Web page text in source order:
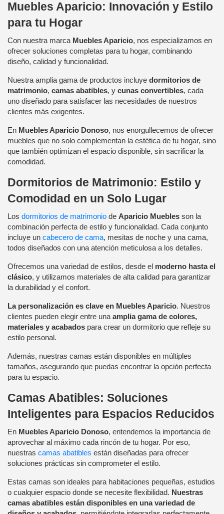
Muebles Aparicio: Innovación y Estilo
para tu Hogar
Con nuestra marca Muebles Aparicio, nos especializamos en
ofrecer soluciones completas para tu hogar, combinando
diseño, calidad y funcionalidad.
Nuestra amplia gama de productos incluye dormitorios de
matrimonio, camas abatibles, y cunas convertibles, cada
uno diseñado para satisfacer las necesidades de nuestros
clientes más exigentes.
En Muebles Aparicio Donoso, nos enorgullecemos de ofrecer
muebles que no solo complementan la estética de tu hogar, sino
que también optimizan el espacio disponible, sin sacrificar la
comodidad.
Dormitorios de Matrimonio: Estilo y
Comodidad en un Solo Lugar
Los dormitorios de matrimonio de Aparicio Muebles son la
combinación perfecta de estilo y funcionalidad. Cada conjunto
incluye un cabecero de cama, mesitas de noche y una cama,
todos diseñados con una atención meticulosa a los detalles.
Ofrecemos una variedad de estilos, desde el moderno hasta el
clásico, y utilizamos materiales de alta calidad para garantizar
la durabilidad y el confort.
La personalización es clave en Muebles Aparicio. Nuestros
clientes pueden elegir entre unaamplia gama de colores,
materiales y acabados para crear un dormitorio que refleje su
estilo personal.
Además, nuestras camas están disponibles en múltiples
tamaños, asegurando que puedas encontrar la opción perfecta
para tu espacio.
Camas Abatibles: Soluciones
Inteligentes para Espacios Reducidos
En Muebles Aparicio Donoso, entendemos la importancia de
aprovechar al máximo cada rincón de tu hogar. Por eso,
nuestras camas abatibles están diseñadas para ofrecer
soluciones prácticas sin comprometer el estilo.
Estas camas son ideales para habitaciones pequeñas, estudios
o cualquier espacio donde se necesite flexibilidad. Nuestras
camas abatibles están disponibles en una variedad de